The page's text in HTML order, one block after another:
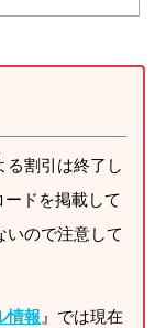
る割引は終了し
ードを掲載して
いので注意して
情報』では現在